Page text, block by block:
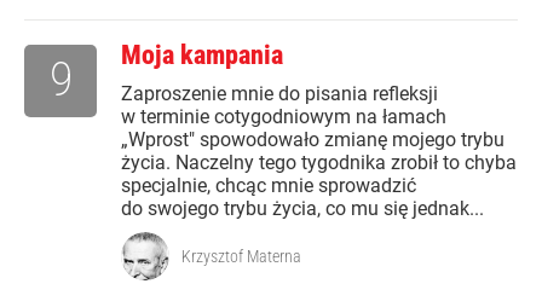
Moja kampania
Zaproszenie mnie do pisania refleksji
w terminie cotygodniowym na łamach
„Wprost" spowodowało zmianę mojego trybu
życia. Naczelny tego tygodnika zrobił to chyba
specjalnie, chcąc mnie sprowadzić
do swojego trybu życia, co mu się jednak...
9
Krzysztof Materna